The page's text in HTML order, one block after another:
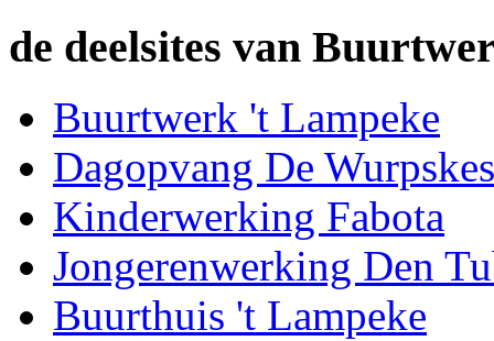
de deelsites van
Buurtwerk 't Lampeke
Dagopvang De Wurpskes
Kinderwerking Fabota
Jongerenwerking Den
Buurthuis 't Lampeke